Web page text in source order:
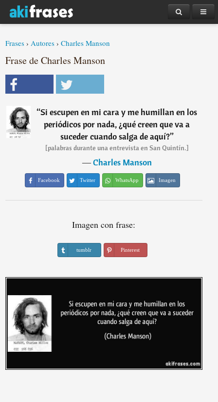
Frases ›Autores ›Charles Manson
Frase de Charles Manson
“Si escupen en mi cara y me humillan en los
periódicos por nada, ¿qué creen que va a
suceder cuando salga de aquí?”
[palabras durante una entrevista en San Quintín.]
―Charles Manson
Facebook Twitter WhatsApp Imagen
Imagen con frase:
tumblr Pinterest